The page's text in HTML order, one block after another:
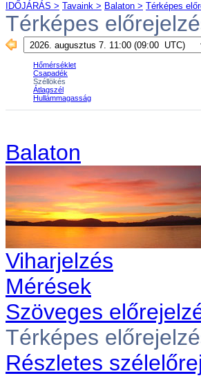
IDŐJÁRÁS > Tavaink > Balaton > Térképes
Térképes
Balaton
Viharjelzés
Mérések
Szöveges
Térképes
Részletes